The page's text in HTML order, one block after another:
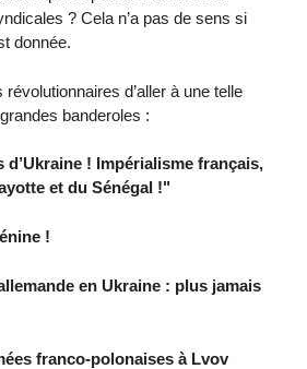
? Cela n’a pas de sens si
donnée.
d’aller à une telle
banderoles :
! Impérialisme français,
et du Sénégal !"
!
en Ukraine : plus jamais
franco-polonaises à Lvov